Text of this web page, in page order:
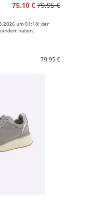
75,10 € 79,95 €
um 01:18; der
haben.
79,95 €